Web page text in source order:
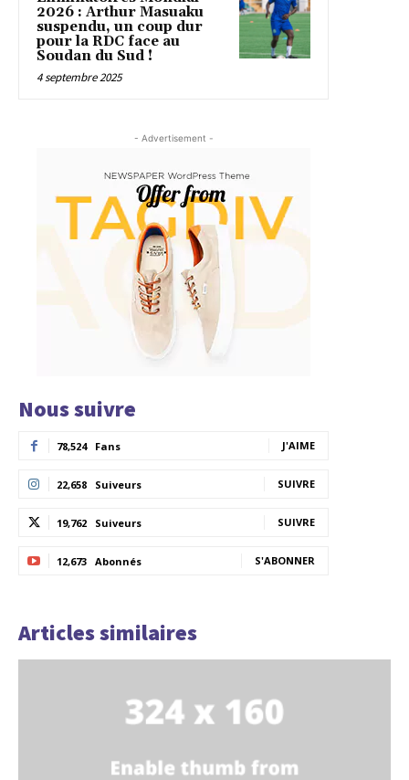
2026 : Arthur Masuaku
suspendu, un coup dur
pour la RDC face au
Soudan du Sud !
4 septembre 2025
- Advertisement -
Nous suivre
78,524 Fans J'AIME
22,658 Suiveurs SUIVRE
19,762 Suiveurs SUIVRE
12,673 Abonnés S'ABONNER
Articles similaires